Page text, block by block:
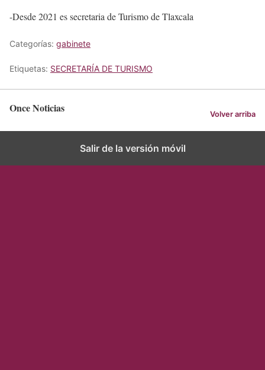
-Desde 2021 es secretaria de Turismo de Tlaxcala
Categorías: gabinete
Etiquetas: SECRETARÍA DE TURISMO
Once Noticias Volver arriba
Salir de la versión móvil